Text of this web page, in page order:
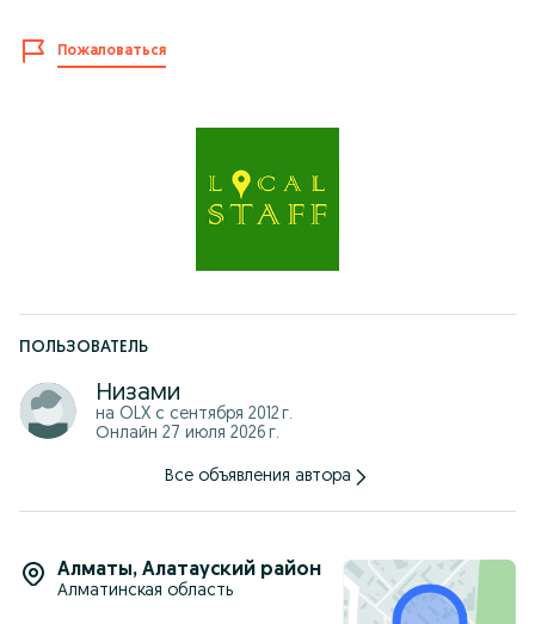
Пожаловаться
ПОЛЬЗОВАТЕЛЬ
Низами
на OLX с сентября 2012 г.
Онлайн 27 июля 2026 г.
Все объявления автора
Алматы, Алатауский район
Алматинская область